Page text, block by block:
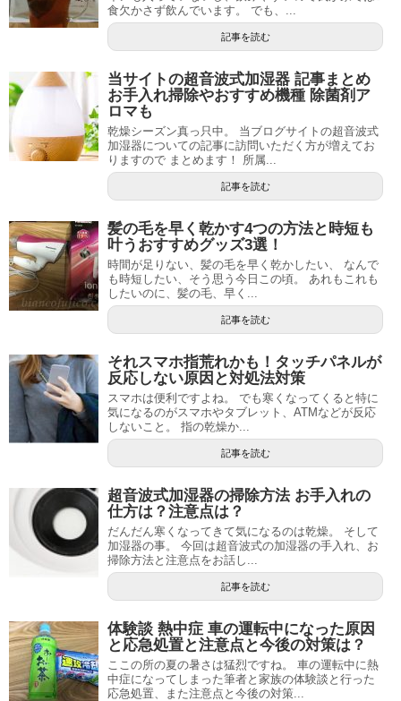
食欠かさず飲んでいます。 でも、...
記事を読む
当サイトの超音波式加湿器 記事まとめ
お手入れ掃除やおすすめ機種 除菌剤ア
ロマも
乾燥シーズン真っ只中。 当ブログサイトの超音波式
加湿器についての記事に訪問いただく方が増えてお
りますので まとめます！ 所属...
記事を読む
髪の毛を早く乾かす4つの方法と時短も
叶うおすすめグッズ3選！
時間が足りない、髪の毛を早く乾かしたい、 なんで
も時短したい、そう思う今日この頃。 あれもこれも
したいのに、髪の毛、早く...
記事を読む
それスマホ指荒れかも！タッチパネルが
反応しない原因と対処法対策
スマホは便利ですよね。 でも寒くなってくると特に
気になるのがスマホやタブレット、ATMなどが反応
しないこと。 指の乾燥か...
記事を読む
超音波式加湿器の掃除方法 お手入れの
仕方は？注意点は？
だんだん寒くなってきて気になるのは乾燥。 そして
加湿器の事。 今回は超音波式の加湿器の手入れ、お
掃除方法と注意点をお話し...
記事を読む
体験談 熱中症 車の運転中になった原因
と応急処置と注意点と今後の対策は？
ここの所の夏の暑さは猛烈ですね。 車の運転中に熱
中症になってしまった筆者と家族の体験談と行った
応急処置、また注意点と今後の対策...